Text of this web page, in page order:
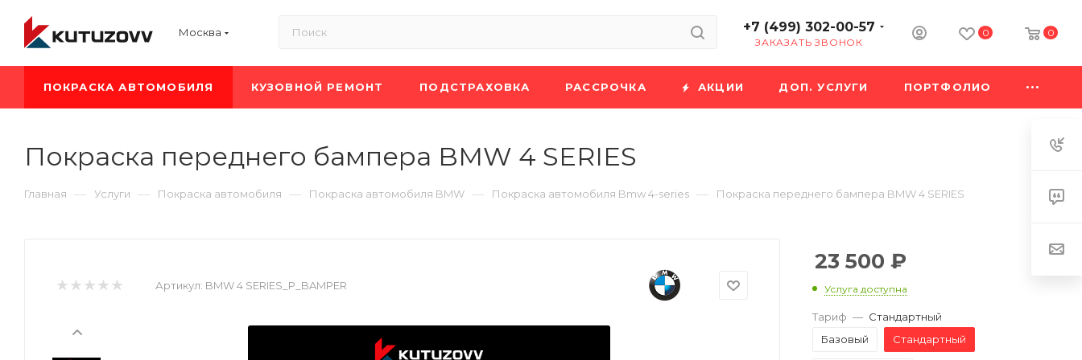
Москва +7 (499) 302-00-57
ЗАКАЗАТЬ ЗВОНОК
0 0
ПОКРАСКА АВТОМОБИЛЯ КУЗОВНОЙ РЕМОНТ ПОДСТРАХОВКА РАССРОЧКА АКЦИИ ДОП. УСЛУГИ ПОРТФОЛИО
Покраска переднего бампера BMW 4 SERIES
Главная — Услуги — Покраска автомобиля — Покраска автомобиля BMW — Покраска автомобиля Bmw 4-series — Покраска переднего бампера BMW 4 SERIES
Артикул: BMW 4 SERIES_P_BAMPER
23 500 ₽
Услуга доступна
Тариф — Стандартный
Базовый
Стандартный